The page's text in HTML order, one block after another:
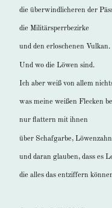
die überwindlicheren der
die Militärsperrbezirke
und den erloschenen Vulkan.
Und wo die Löwen sind.
Ich aber weiß von allem
was meine weißen Flecken
nur flattern mit ihnen
über Schafgarbe, Löwenzahn
und daran glauben, dass es
die alles das entziffern